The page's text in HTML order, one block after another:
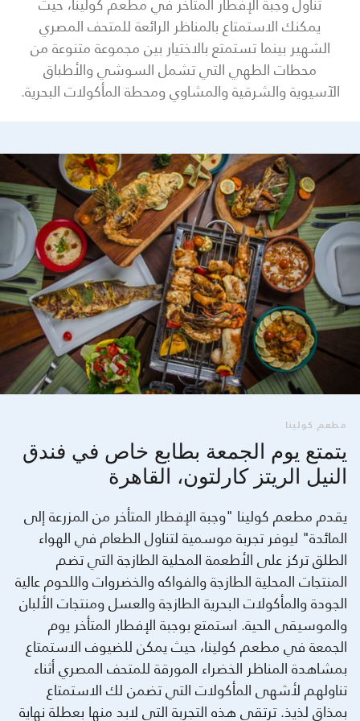
يمكنك الاستمتاع بالمناظر الرائعة للمتحف المصري
الشهير بينما تستمتع بالاختيار بين مجموعة متنوعة من
محطات الطهي التي تشمل السوشي والأطباق
الآسيوية والشرقية والمشاوي ومحطة المأكولات البحرية.
مطعم كولينا
يتمتع يوم الجمعة بطابع خاص في فندق
النيل الريتز كارلتون، القاهرة
يقدم مطعم كولينا "وجبة الإفطار المتأخر من المزرعة إلى
المائدة" ليوفر تجربة موسمية لتناول الطعام في الهواء
الطلق تركز على الأطعمة المحلية الطازجة التي تضم
المنتجات المحلية الطازجة والفواكه والخضروات واللحوم عالية
الجودة والمأكولات البحرية الطازجة والعسل ومنتجات الألبان
والموسيقى الحية. استمتع بوجبة الإفطار المتأخر يوم
الجمعة في مطعم كولينا، حيث يمكن للضيوف الاستمتاع
بمشاهدة المناظر الخضراء المورقة للمتحف المصري أثناء
تناولهم لأشهى المأكولات التي تضمن لك الاستمتاع
بمذاق لذيذ. ترتقي هذه التجربة التي لابد منها بعطلة نهاية